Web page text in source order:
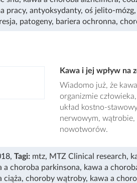
pracy, antyoksydanty, oś jelito-mózg,
, patogeny, bariera ochronna,
Kawa i jej wpływ na
Wiadomo już, że
organizmie
układ kostno-
nerwowym, wątrobie,
nowotworów.
, Tagi: mtz, MTZ Clinical research,
a choroba parkinsona, kawa a
ciąża, choroby wątroby, kawa a